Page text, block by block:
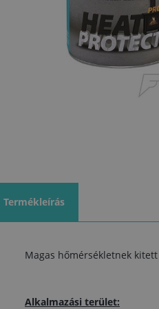
Termékleírás
Magas hőmérsékletnek
Alkalmazási terület: